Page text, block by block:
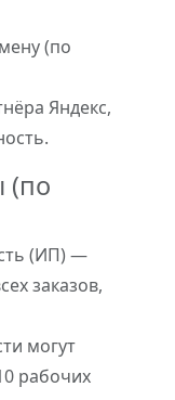
(по
Яндекс,
(по
(ИП) —
заказов,
могут
рабочих